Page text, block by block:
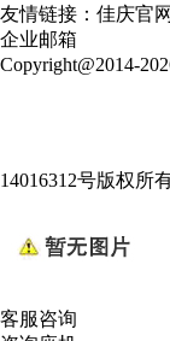
友情链接： 佳庆官网
企业邮箱
Copyright@2014-
14016312号版权所
客服咨询